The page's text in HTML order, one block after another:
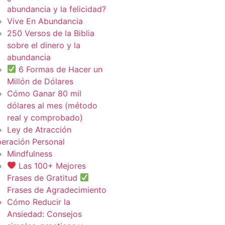
abundancia y la felicidad?
Vive En Abundancia
250 Versos de la Biblia
sobre el dinero y la
abundancia
6 Formas de Hacer un
Millón de Dólares
Cómo Ganar 80 mil
dólares al mes (método
real y comprobado)
Ley de Atracción
Personal
Mindfulness
Las 100+ Mejores
Frases de Gratitud
Frases de Agradecimiento
Cómo Reducir la
Ansiedad: Consejos